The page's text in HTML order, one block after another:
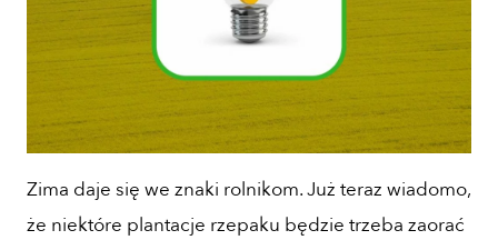
Zima daje się we znaki rolnikom. Już teraz wiadomo,
że niektóre plantacje rzepaku będzie trzeba zaorać